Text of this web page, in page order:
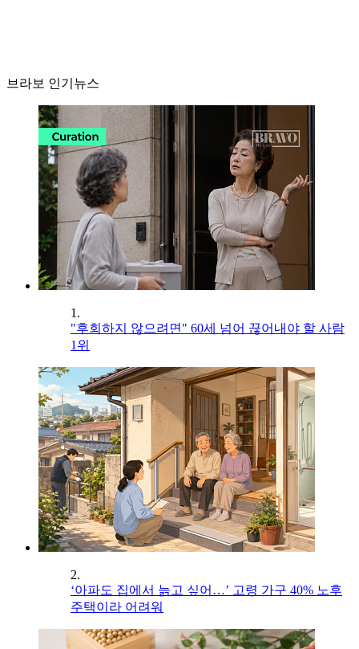
브라보 인기뉴스
1.
"후회하지 않으려면" 60세 넘어 끊어내야 할 사람
1위
2.
‘아파도 집에서 늙고 싶어…’ 고령 가구 40% 노후
주택이라 어려워